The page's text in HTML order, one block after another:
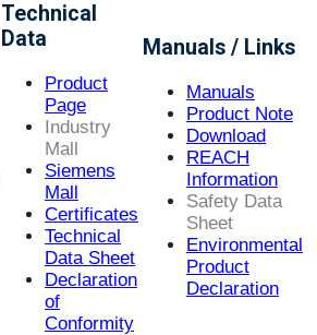
Technical
Data
Product
Page
Industry
Mall
Siemens
Mall
Certificates
Technical
Data Sheet
Declaration
of
Conformity
Manuals / Links
Manuals
Product Note
Download
REACH
Information
Safety Data
Sheet
Environmental
Product
Declaration